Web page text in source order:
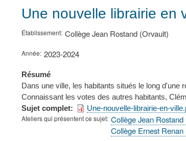
d'Ariane
Une nouvelle librairie en
Établissement Collège Jean Rostand (Orvault)
Année 2023-2024
Résumé
Dans une ville, les habitants situés le long d'une
Connaissant les votes des autres habitants,
Sujet complet
Une-nouvelle-librairie-en-
Ateliers qui présentent ce sujet Collège Jean
Collège Ernest